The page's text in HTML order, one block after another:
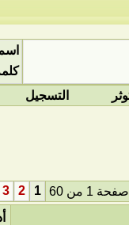
التسجيل
صفحة 1 من 60 1
2
3